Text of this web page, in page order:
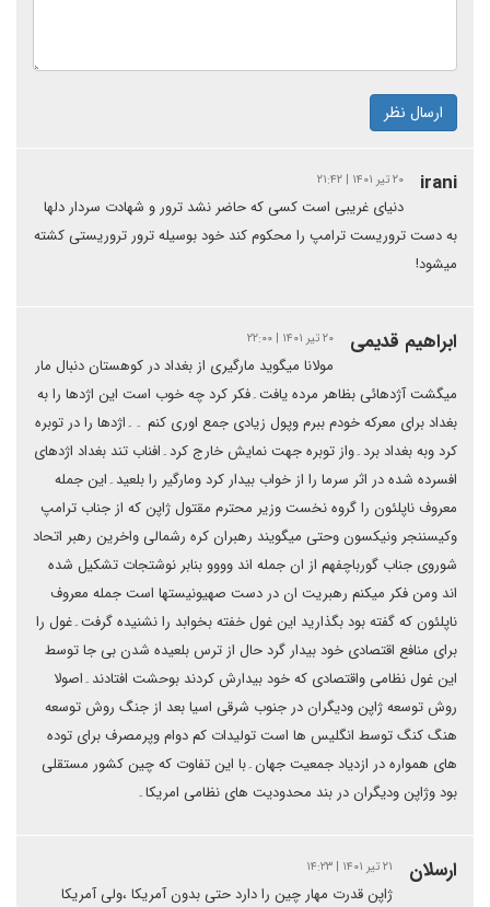
ارسال نظر
irani ۲۰ تیر ۱۴۰۱ | ۲۱:۴۲
دنیای غریبی است کسی که حاضر نشد ترور و شهادت سردار دلها
به دست تروریست ترامپ را محکوم کند خود بوسیله ترور تروریستی کشته
میشود!
ابراهیم قدیمی ۲۰ تیر ۱۴۰۱ | ۲۲:۰۰
مولانا میگوید مارگیری از بغداد در کوهستان دنبال مار
میگشت آژدهائی بظاهر مرده یافت۔فکر کرد چه خوب است این اژدها را به
بغداد برای معرکه خودم ببرم وپول زیادی جمع اوری کنم ۔۔اژدها را در توبره
کرد وبه بغداد برد۔واز توبره جهت نمایش خارج کرد۔افناب تند بغداد اژدهای
افسرده شده در اثر سرما را از خواب بیدار کرد ومارگیر را بلعید۔این جمله
معروف ناپلئون را گروه نخست وزیر محترم مقتول ژاپن که از جناب ترامپ
وکیسننجر ونیکسون وحتی میگویند رهبران کره رشمالی واخرین رهبر اتحاد
شوروی جناب گورباچفهم از ان جمله اند وووو بنابر نوشتجات تشکیل شده
اند ومن فکر میکنم رهبریت ان در دست صهیونیستها است جمله معروف
ناپلئون که گفته بود بگذارید این غول خفته بخوابد را نشنیده گرفت۔غول را
برای منافع اقتصادی خود بیدار گرد حال از ترس بلعیده شدن بی جا توسط
این غول نظامی واقتصادی که خود بیدارش کردند بوحشت افتادند۔اصولا
روش توسعه ژاپن ودیگران در جنوب شرقی اسیا بعد از جنگ روش توسعه
هنگ کنگ توسط انگلیس ها است تولیدات کم دوام وپرمصرف برای توده
های همواره در ازدیاد جمعیت جهان۔با این تفاوت که چین کشور مستقلی
بود وژاپن ودیگران در بند محدودیت های نظامی امریکا۔
ارسلان ۲۱ تیر ۱۴۰۱ | ۱۴:۲۳
ژاپن قدرت مهار چین را دارد حتی بدون آمریکا ،ولی آمریکا